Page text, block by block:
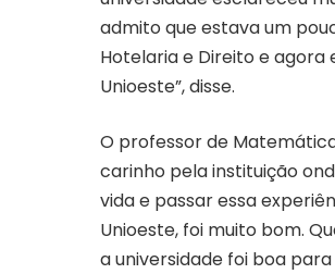
admito que estava um
Hotelaria e Direito e
Unioeste”, disse.
O professor de
carinho pela instituição
vida e passar essa
Unioeste, foi muito bom.
a universidade foi boa para